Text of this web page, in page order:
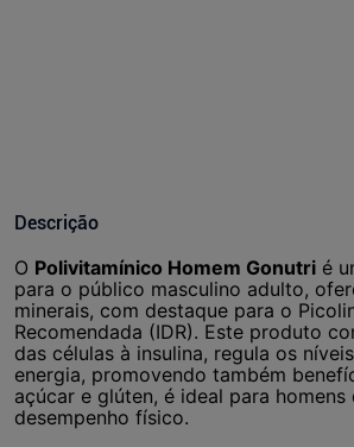
Descrição
O Polivitamínico Homem Gonutri é
para o público masculino adulto,
minerais, com destaque para o
Recomendada (IDR). Este produto
das células à insulina, regula os
energia, promovendo também
açúcar e glúten, é ideal para
desempenho físico.